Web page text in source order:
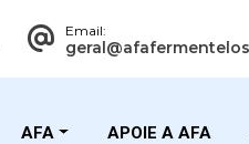
Email:
AFA APOIE A AFA